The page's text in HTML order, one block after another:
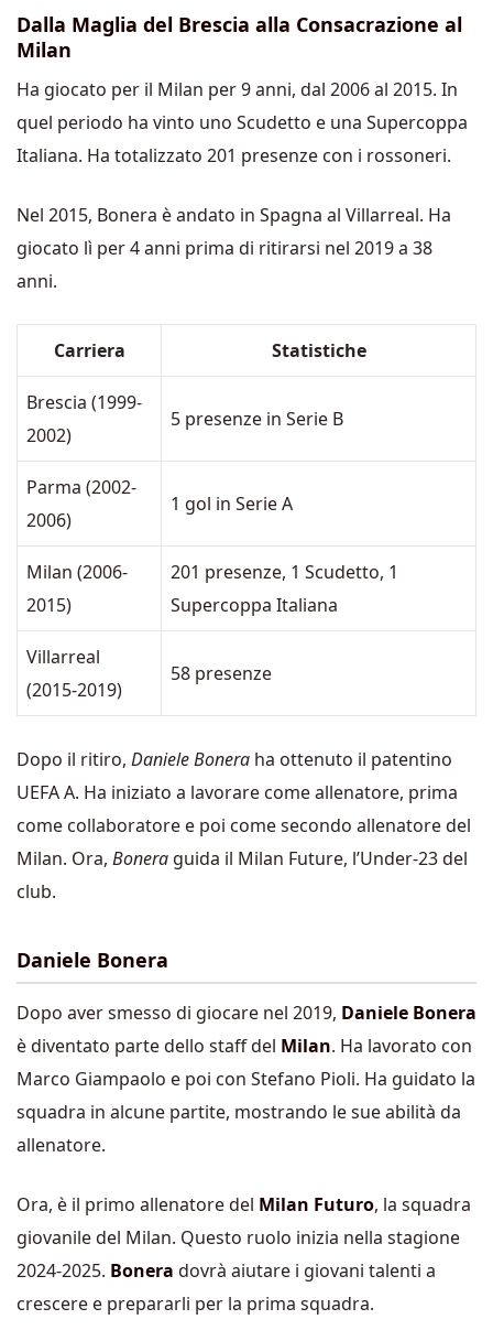
Dalla Maglia del Brescia alla Consacrazione al
Milan
Ha giocato per il Milan per 9 anni, dal 2006 al 2015. In
quel periodo ha vinto uno Scudetto e una Supercoppa
Italiana. Ha totalizzato 201 presenze con i rossoneri.
Nel 2015, Bonera è andato in Spagna al Villarreal. Ha
giocato lì per 4 anni prima di ritirarsi nel 2019 a 38
anni.
Carriera Statistiche
Brescia (1999-
2002)
5 presenze in Serie B
Parma (2002-
2006)
1 gol in Serie A
Milan (2006-
2015)
201 presenze, 1 Scudetto, 1
Supercoppa Italiana
Villarreal
(2015-2019)
58 presenze
Dopo il ritiro, Daniele Bonera ha ottenuto il patentino
UEFA A. Ha iniziato a lavorare come allenatore, prima
come collaboratore e poi come secondo allenatore del
Milan. Ora, Bonera guida il Milan Future, l’Under-23 del
club.
Daniele Bonera
Dopo aver smesso di giocare nel 2019, Daniele Bonera
è diventato parte dello staff del Milan. Ha lavorato con
Marco Giampaolo e poi con Stefano Pioli. Ha guidato la
squadra in alcune partite, mostrando le sue abilità da
allenatore.
Ora, è il primo allenatore del Milan Futuro, la squadra
giovanile del Milan. Questo ruolo inizia nella stagione
2024-2025. Bonera dovrà aiutare i giovani talenti a
crescere e prepararli per la prima squadra.